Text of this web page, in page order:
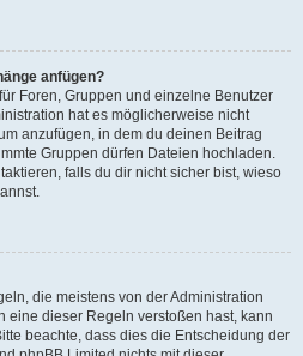
anfügen?
Foren, Gruppen und einzelne Benutzer
hat es möglicherweise nicht
anzufügen, in dem du deinen Beitrag
Gruppen dürfen Dateien hochladen.
falls du dir nicht sicher bist, wieso
die meistens von der Administration
eine dieser Regeln verstoßen hast, kann
beachte, dass dies die Entscheidung der